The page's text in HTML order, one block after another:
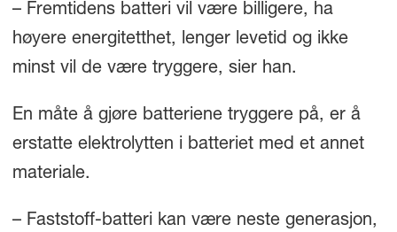
– Fremtidens batteri vil være billigere, ha
høyere energitetthet, lenger levetid og ikke
minst vil de være tryggere, sier han.
En måte å gjøre batteriene tryggere på, er å
erstatte elektrolytten i batteriet med et annet
materiale.
– Faststoff-batteri kan være neste generasjon,